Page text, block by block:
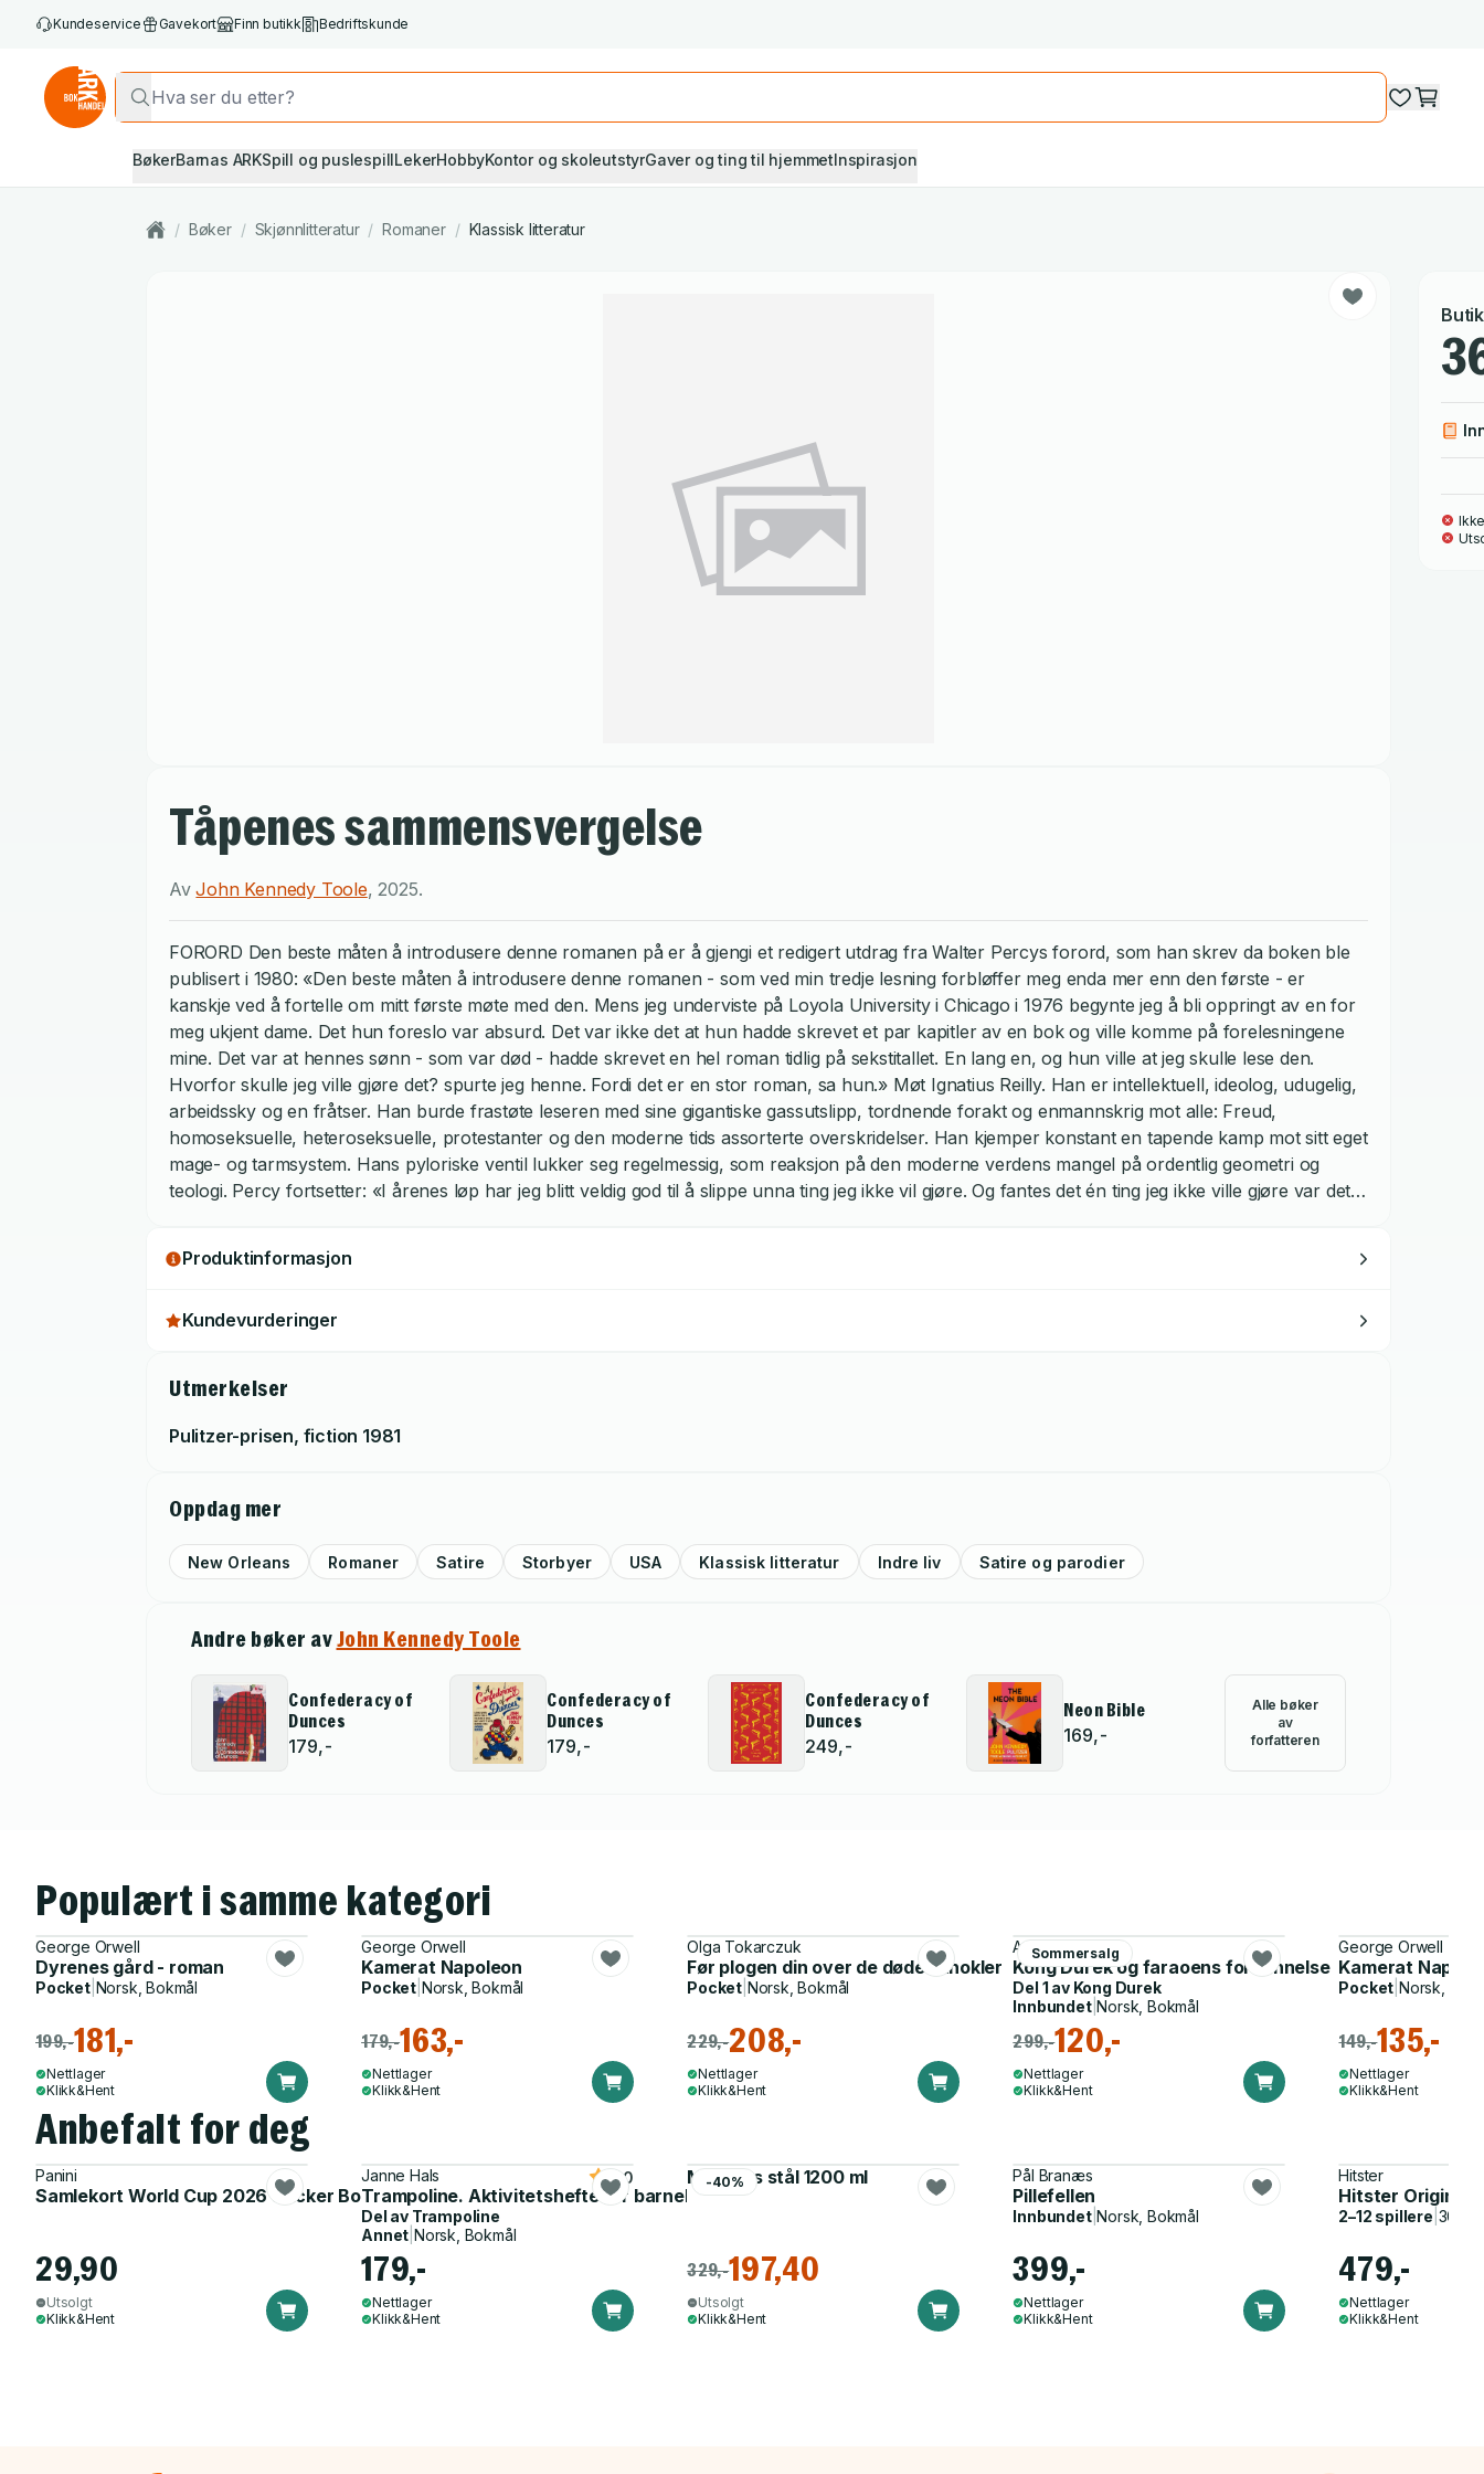
Kundeservice Gavekort Finn butikk Bedriftskunde
BøkerBarnas ARKSpill og puslespillLekerHobbyKontor og skoleutstyrGaver og ting til hjemmetInspirasjon
/ Bøker / Skjønnlitteratur / Romaner / Klassisk litteratur
Tåpenes sammensvergelse
AvJohn Kennedy Toole,2025.
FORORD Den beste måten å introdusere denne romanen på er å gjengi et redigert utdrag fra Walter Percys forord, som han skrev da boken ble
publisert i 1980: «Den beste måten å introdusere denne romanen - som ved min tredje lesning forbløffer meg enda mer enn den første - er
kanskje ved å fortelle om mitt første møte med den. Mens jeg underviste på Loyola University i Chicago i 1976 begynte jeg å bli oppringt av en for
meg ukjent dame. Det hun foreslo var absurd. Det var ikke det at hun hadde skrevet et par kapitler av en bok og ville komme på forelesningene
mine. Det var at hennes sønn - som var død - hadde skrevet en hel roman tidlig på sekstitallet. En lang en, og hun ville at jeg skulle lese den.
Hvorfor skulle jeg ville gjøre det? spurte jeg henne. Fordi det er en stor roman, sa hun.» Møt Ignatius Reilly. Han er intellektuell, ideolog, udugelig,
arbeidssky og en fråtser. Han burde frastøte leseren med sine gigantiske gassutslipp, tordnende forakt og enmannskrig mot alle: Freud,
homoseksuelle, heteroseksuelle, protestanter og den moderne tids assorterte overskridelser. Han kjemper konstant en tapende kamp mot sitt eget
mage- og tarmsystem. Hans pyloriske ventil lukker seg regelmessig, som reaksjon på den moderne verdens mangel på ordentlig geometri og
teologi. Percy fortsetter: «I årenes løp har jeg blitt veldig god til å slippe unna ting jeg ikke vil gjøre. Og fantes det én ting jeg ikke ville gjøre var det
kunne lese noen sider som var dårlige nok til at jeg, med god samvittighet kunne slutte. Vanligvis kan jeg det. Det holder faktisk ofte med det første
Produktinformasjon
Kundevurderinger
Utmerkelser
Pulitzer-prisen, fiction 1981
Oppdag mer
New Orleans Romaner Satire Storbyer USA Klassisk litteratur Indre liv Satire og parodier
Andre bøker avJohn Kennedy Toole
Confederacy of
Dunces
179,-
Confederacy of
Dunces
179,-
Confederacy of
Dunces
249,-
Neon Bible
169,-
Alle bøker
av
forfatteren
Populært i samme kategori
George Orwell
Dyrenes gård - roman
Pocket| Norsk, Bokmål
199,-181,-
Nettlager
Klikk&Hent
George Orwell
Kamerat Napoleon
Pocket| Norsk, Bokmål
179,-163,-
Nettlager
Klikk&Hent
Olga Tokarczuk
Før plogen din over de dødes knokler
Pocket Norsk, Bokmål
229,-208,-
Nettlager
Klikk&Hent
Sommersalg
Anonym
Kong Durek og faraoens forbannelse
Del 1 av Kong Durek
Innbundet|Norsk, Bokmål
299,-120,-
Nettlager
Klikk&Hent
George Orwell
Kamerat
Pocket |Norsk,
149,-135,-
Nettlager
Klikk&Hent
Anbefalt for deg
Panini
Samlekort World Cup 2026 Sticker Booster
29,90
Utsolgt
Klikk&Hent
Janne Hals
Trampoline. Aktivitetshefte for barnehagen
5.0
Del av Trampoline
Annet Norsk, Bokmål
179,-
Nettlager
Klikk&Hent
-40%
Matboks stål 1200 ml
329,-197,40
Utsolgt
Klikk&Hent
Pål Branæs
Pillefellen
Innbundet|Norsk, Bokmål
399,-
Nettlager
Klikk&Hent
Hitster
Hitster Original
2–12 spillere
479,-
Nettlager
Klikk&Hent